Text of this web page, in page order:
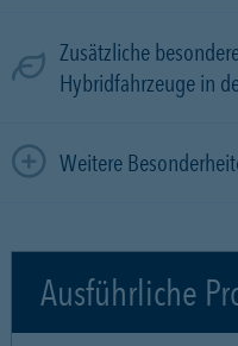
Zusätzliche
Hybridfahrzeuge in
Weitere
Ausführliche